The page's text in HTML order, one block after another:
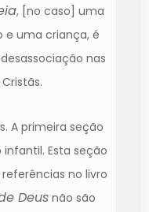
, [no caso] uma
e uma criança, é
nas
A primeira seção
Esta seção
no livro
Deusnão são